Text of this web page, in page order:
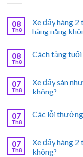
08
Th8
Xe đẩy hàng 2
hàng nặng
08
Th8
Cách tăng tuổi
07
Th8
Xe đẩy sàn
không?
07
Th8
Các lỗi
07
Th8
Xe đẩy hàng 2
không?